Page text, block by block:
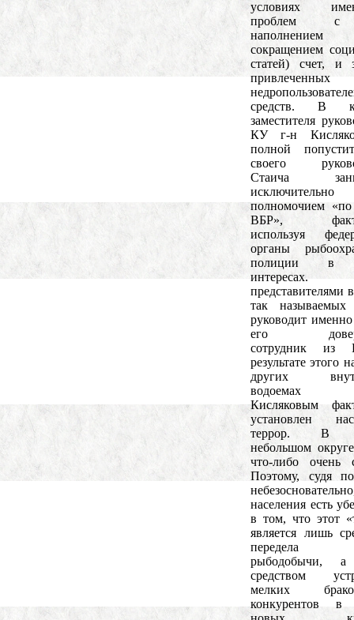
условиях
проблем
сокращением
статей) счет, и
средств. В
заместителя
КУ г-н
полной
своего
Стаича
исключительно
полномочием «по
ВБР»,
используя
органы
полиции в
представителями
так называемых
руководит
его
сотрудник
результате этого
других
водоемах
Кисляковым
установлен
террор. В
небольшом
что-либо очень
Поэтому, судя
населения есть
в том, что этот
является лишь
передела
рыбодобычи, а
средством
мелких
конкурентов в